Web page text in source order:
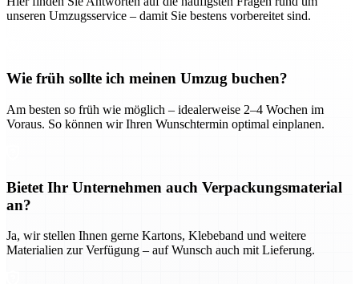
unseren Umzugsservice – damit Sie bestens vorbereitet sind.
Wie früh sollte ich meinen Umzug buchen?
Am besten so früh wie möglich – idealerweise 2–4 Wochen im
Voraus. So können wir Ihren Wunschtermin optimal einplanen.
Bietet Ihr Unternehmen auch Verpackungsmaterial
an?
Ja, wir stellen Ihnen gerne Kartons, Klebeband und weitere
Materialien zur Verfügung – auf Wunsch auch mit Lieferung.